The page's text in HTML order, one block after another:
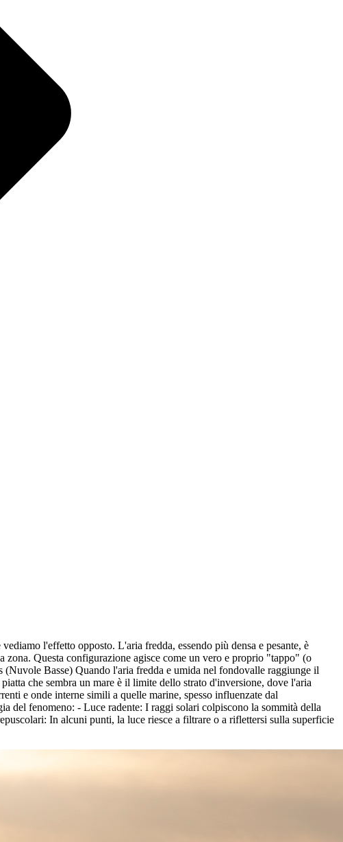
l'effetto opposto. L'aria fredda, essendo più densa e pesante, è
Questa configurazione agisce come un vero e proprio "tappo" (o
Basse) Quando l'aria fredda e umida nel fondovalle raggiunge il
che sembra un mare è il limite dello strato d'inversione, dove l'aria
e onde interne simili a quelle marine, spesso influenzate dal
del fenomeno: - Luce radente: I raggi solari colpiscono la sommità della
In alcuni punti, la luce riesce a filtrare o a riflettersi sulla superficie